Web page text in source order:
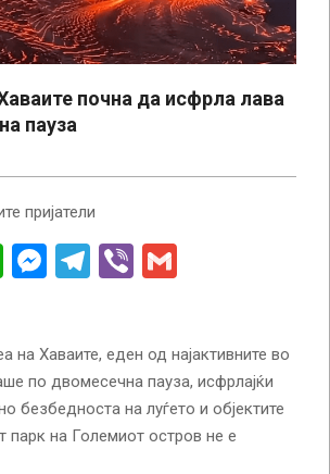
почна да исфрла лава
пауза
пријатели
WhatsApp
Messenger
Telegram
Viber
на Хаваите, еден од најактивните во
по двомесечна пауза, исфрлајќи
безбедноста на луѓето и објектите
парк на Големиот остров не е